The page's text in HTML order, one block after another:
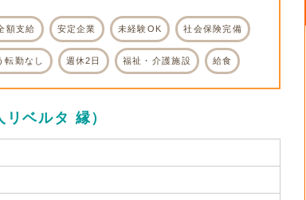
額支給 安定企業 未経験OK 社会保険完備
転勤なし 週休2日 福祉・介護施設 給食
ベルタ 縁）